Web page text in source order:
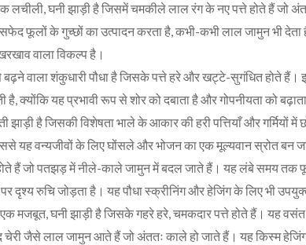
लचीली, घनी झाड़ी है जिसमें चमकीले लाल रंग के नए पत्ते होते हैं जो
फूलों के गुच्छों का उत्पादन करता है, कभी-कभी लाल जामुन भी
वाला विकल्प है।
वाला शंकुधारी पौधा है जिसके पत्ते हरे और खट्टे-सुगंधित होते हैं।
क्योंकि यह प्रभावी रूप से शोर को दबाता है और गोपनीयता को
झाड़ी है जिसकी विशेषता भाले के आकार की हरी पत्तियाँ और
यह वन्यजीवों के लिए घोंसले और भोजन का एक मूल्यवान स्रोत बन
हैं जो पतझड़ में नीले-काले जामुन में बदल जाते हैं। यह लंबे समय तक
पर दृश्य रुचि जोड़ता है। यह पौधा स्क्रीनिंग और हेजिंग के लिए भी
एक मजबूत, घनी झाड़ी है जिसके गहरे हरे, चमकदार पत्ते होते हैं। यह
चेरी जैसे लाल जामुन आते हैं जो अंततः काले हो जाते हैं। यह किस्म